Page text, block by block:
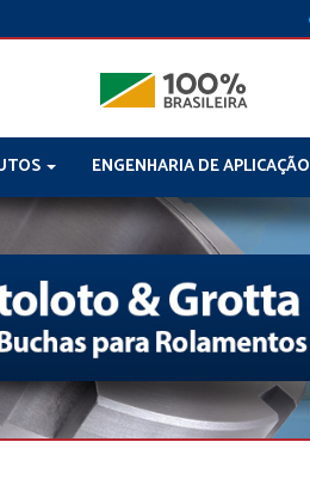
ENGENHARIA DE APLICAÇÃO